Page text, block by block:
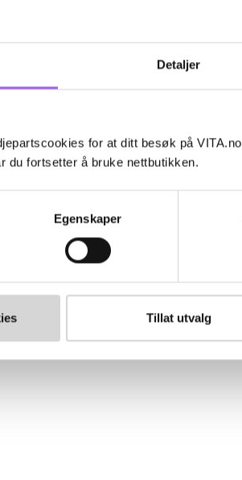
Detaljer
for at ditt besøk på
du fortsetter å bruke nettbutikken.
Egenskaper
Tillat utvalg